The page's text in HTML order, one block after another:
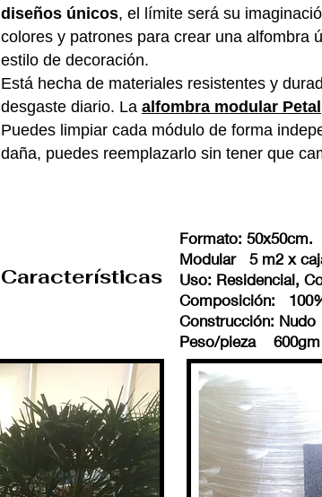
diseños únicos, el límite será su
colores y patrones para crear una alfombra
estilo de decoración.
Está hecha de materiales resistentes y
desgaste diario. La alfombra modular Petal
Puedes limpiar cada módulo de forma
daña, puedes reemplazarlo sin tener que
Características
Formato: 50x50cm.
Modular 5 m2 x
Uso: Residencial,
Composición:
Construcción: Nudo
Peso/pieza 600gm